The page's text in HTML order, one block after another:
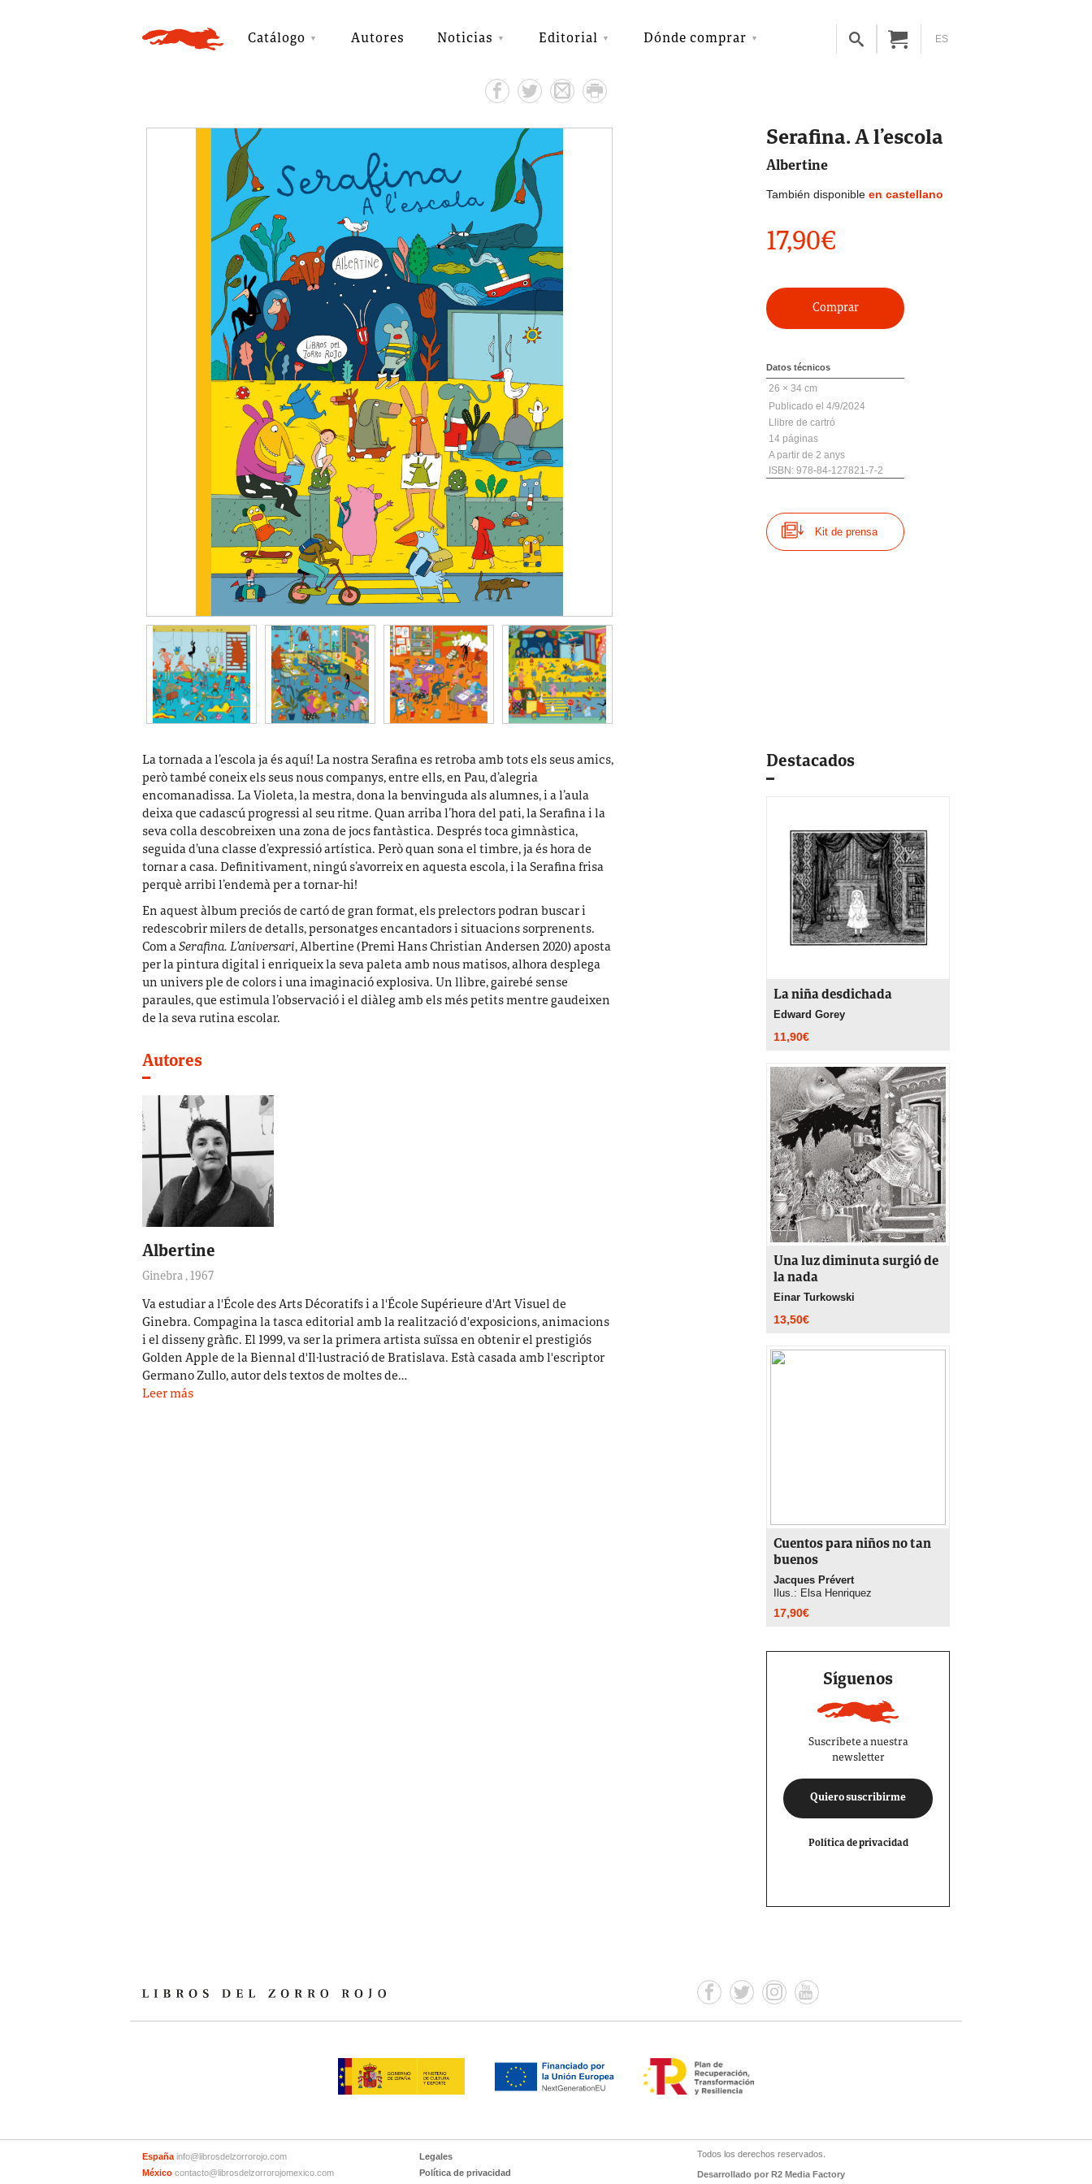
Catálogo Autores Noticias Editorial Dónde comprar ES
Serafina. A l’escola
Albertine
También disponible en castellano
17,90€
Comprar
Datos técnicos
26 × 34 cm
4/9/2024
Llibre de cartró
14
A partir de 2 anys
ISBN: 978-84-127821-7-2
Kit de prensa
La tornada a l’escola ja és aquí! La nostra Serafina es retroba amb tots els seus amics,
però també coneix els seus nous companys, entre ells, en Pau, d’alegria
encomanadissa. La Violeta, la mestra, dona la benvinguda als alumnes, i a l’aula
deixa que cadascú progressi al seu ritme. Quan arriba l’hora del pati, la Serafina i la
seva colla descobreixen una zona de jocs fantàstica. Després toca gimnàstica,
seguida d’una classe d’expressió artística. Però quan sona el timbre, ja és hora de
tornar a casa. Definitivament, ningú s’avorreix en aquesta escola, i la Serafina frisa
perquè arribi l’endemà per a tornar-hi!
En aquest àlbum preciós de cartó de gran format, els prelectors podran buscar i
redescobrir milers de detalls, personatges encantadors i situacions sorprenents.
Com aSerafina. L’aniversari, Albertine (Premi Hans Christian Andersen 2020) aposta
per la pintura digital i enriqueix la seva paleta amb nous matisos, alhora desplega
un univers ple de colors i una imaginació explosiva. Un llibre, gairebé sense
paraules, que estimula l’observació i el diàleg amb els més petits mentre gaudeixen
de la seva rutina escolar.
Autores
Albertine
Ginebra , 1967
Va estudiar a l'École des Arts Décoratifs i a l'École Supérieure d'Art Visuel de
Ginebra. Compagina la tasca editorial amb la realització d'exposicions, animacions
i el disseny gràfic. El 1999, va ser la primera artista suïssa en obtenir el prestigiós
Golden Apple de la Biennal d'Il·lustració de Bratislava. Està casada amb l'escriptor
Germano Zullo, autor dels textos de moltes de…
Leer más
Destacados
La niña desdichada
Edward Gorey
11,90€
Una luz diminuta surgió de
la nada
Einar Turkowski
13,50€
Cuentos para niños no tan
buenos
Jacques Prévert
Ilus.: Elsa Henriquez
17,90€
Síguenos
Suscríbete a nuestra
newsletter
Quiero suscribirme
Política de privacidad
España info@librosdelzorrorojo.com
México contacto@librosdelzorrorojomexico.com
Legales
Política de privacidad
Todos los derechos reservados.
Desarrollado por R2 Media Factory